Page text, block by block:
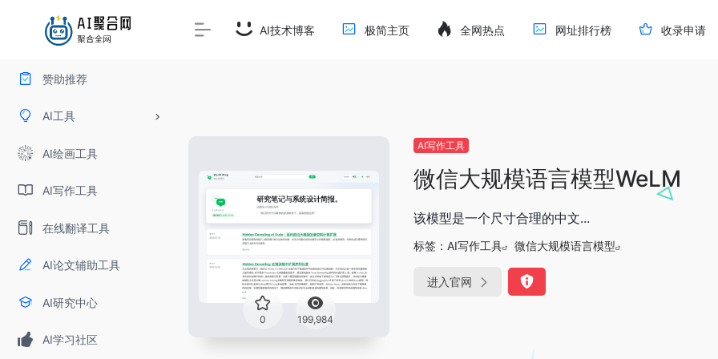
赞助推荐
AI工具
AI绘画工具
AI写作工具
在线翻译工具
AI论文辅助工具
AI研究中心
AI学习社区
AI技术博客 极简主页 全网热点 网址排行榜 收录申请
0 199,984
AI写作工具
微信大规模语言模型WeLM
该模型是一个尺寸合理的中文...
标签： AI写作工具 微信大规模语言模型
进入官网